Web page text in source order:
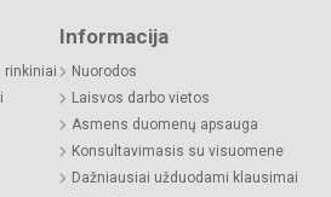
rinkiniai
Informacija
Nuorodos
Laisvos darbo vietos
Asmens duomenų apsauga
Konsultavimasis su visuomene
Dažniausiai užduodami klausimai